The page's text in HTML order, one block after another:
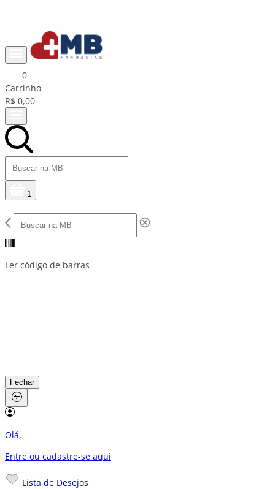
0
Carrinho
R$ 0,00
1
Ler código de barras
Fechar
Olá,
Entre ou cadastre-se aqui
Lista de Desejos